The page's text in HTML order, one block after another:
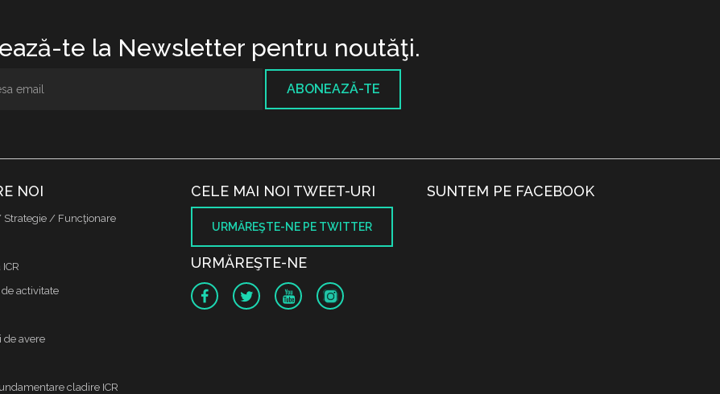
te la Newsletter pentru noutăţi.
ABONEAZĂ-TE
NOI
Strategie / Funcţionare
activitate
de avere
cladire ICR
CELE MAI NOI TWEET-URI
URMĂREŞTE-NE PE TWITTER
URMĂREŞTE-NE
SUNTEM PE FACEBOOK